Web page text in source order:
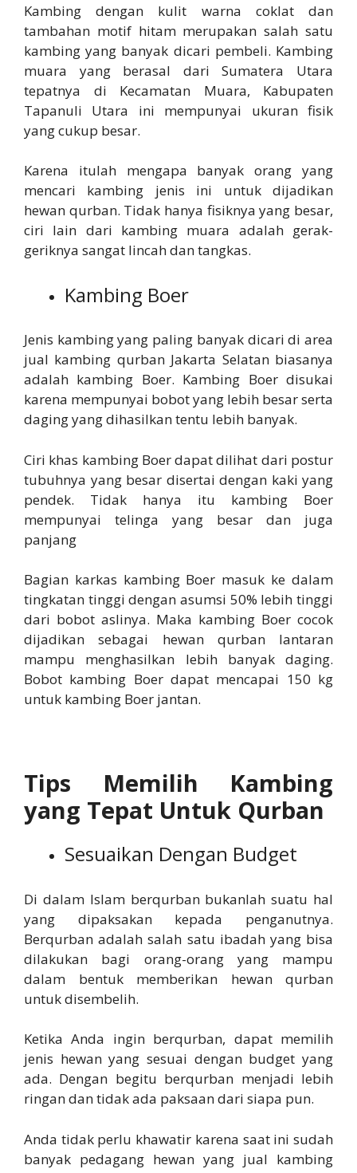
Kambing dengan kulit warna coklat dan
tambahan motif hitam merupakan salah satu
kambing yang banyak dicari pembeli. Kambing
muara yang berasal dari Sumatera Utara
tepatnya di Kecamatan Muara, Kabupaten
Tapanuli Utara ini mempunyai ukuran fisik
yang cukup besar.
Karena itulah mengapa banyak orang yang
mencari kambing jenis ini untuk dijadikan
hewan qurban. Tidak hanya fisiknya yang besar,
ciri lain dari kambing muara adalah gerak-
geriknya sangat lincah dan tangkas.
Kambing Boer
Jenis kambing yang paling banyak dicari di area
jual kambing qurban Jakarta Selatan biasanya
adalah kambing Boer. Kambing Boer disukai
karena mempunyai bobot yang lebih besar serta
daging yang dihasilkan tentu lebih banyak.
Ciri khas kambing Boer dapat dilihat dari postur
tubuhnya yang besar disertai dengan kaki yang
pendek. Tidak hanya itu kambing Boer
mempunyai telinga yang besar dan juga
panjang
Bagian karkas kambing Boer masuk ke dalam
tingkatan tinggi dengan asumsi 50% lebih tinggi
dari bobot aslinya. Maka kambing Boer cocok
dijadikan sebagai hewan qurban lantaran
mampu menghasilkan lebih banyak daging.
Bobot kambing Boer dapat mencapai 150 kg
untuk kambing Boer jantan.
Tips Memilih Kambing
yang Tepat Untuk Qurban
Sesuaikan Dengan Budget
Di dalam Islam berqurban bukanlah suatu hal
yang dipaksakan kepada penganutnya.
Berqurban adalah salah satu ibadah yang bisa
dilakukan bagi orang-orang yang mampu
dalam bentuk memberikan hewan qurban
untuk disembelih.
Ketika Anda ingin berqurban, dapat memilih
jenis hewan yang sesuai dengan budget yang
ada. Dengan begitu berqurban menjadi lebih
ringan dan tidak ada paksaan dari siapa pun.
Anda tidak perlu khawatir karena saat ini sudah
banyak pedagang hewan yang jual kambing